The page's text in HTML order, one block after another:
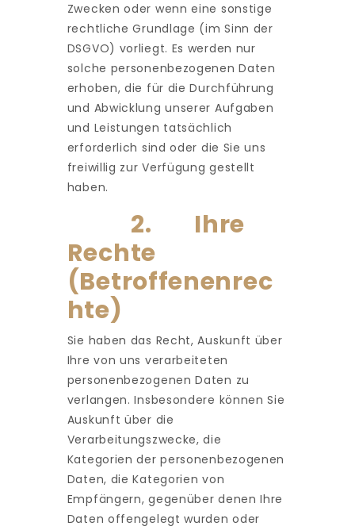
Zwecken oder wenn eine sonstige
rechtliche Grundlage (im Sinn der
DSGVO) vorliegt. Es werden nur
solche personenbezogenen Daten
erhoben, die für die Durchführung
und Abwicklung unserer Aufgaben
und Leistungen tatsächlich
erforderlich sind oder die Sie uns
freiwillig zur Verfügung gestellt
haben.
2. Ihre
Rechte
(Betroffenenrec
hte)
Sie haben das Recht, Auskunft über
Ihre von uns verarbeiteten
personenbezogenen Daten zu
verlangen. Insbesondere können Sie
Auskunft über die
Verarbeitungszwecke, die
Kategorien der personenbezogenen
Daten, die Kategorien von
Empfängern, gegenüber denen Ihre
Daten offengelegt wurden oder